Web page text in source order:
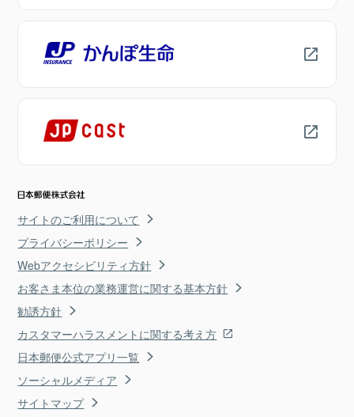
サイトのご利用について
プライバシーポリシー
Webアクセシビリティ方針
お客さま本位の業務運営に関する基本方針
勧誘方針
カスタマーハラスメントに関する考え方
日本郵便公式アプリ一覧
ソーシャルメディア
サイトマップ